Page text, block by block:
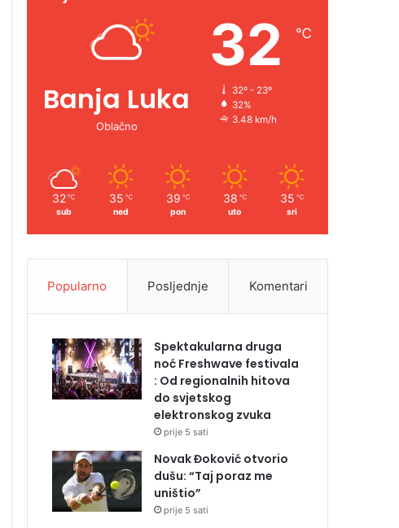
Banja Luka
Oblačno
32 ℃
32º - 23º
32%
3.48 km/h
32 ℃
sub
35 ℃
ned
39 ℃
pon
38 ℃
uto
35 ℃
sri
Popularno Posljednje Komentari
Spektakularna druga
noć Freshwave festivala
: Od regionalnih hitova
do svjetskog
elektronskog zvuka
prije 5 sati
Novak Đoković otvorio
dušu: “Taj poraz me
uništio”
prije 5 sati